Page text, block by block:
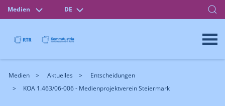
Medien DE
Medien Aktuelles
Entscheidungen
KOA 1.463/06-006 - Medienprojektverein Steiermark